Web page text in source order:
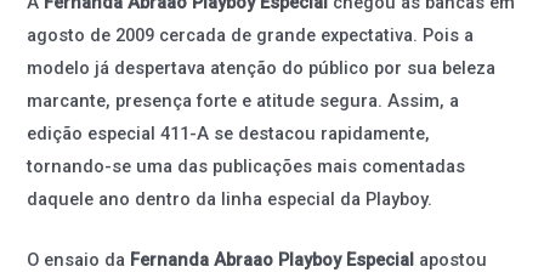
agosto de 2009 cercada de grande expectativa. Pois a
modelo já despertava atenção do público por sua beleza
marcante, presença forte e atitude segura. Assim, a
edição especial 411-A se destacou rapidamente,
tornando-se uma das publicações mais comentadas
daquele ano dentro da linha especial da Playboy.
O ensaio da Fernanda Abraao Playboy Especial apostou